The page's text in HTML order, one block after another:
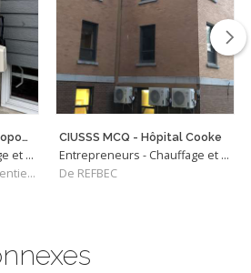
Installation d’une thermopompe centrale
Entrepreneurs - Chauffage et Climatisation
De Global Services Résidentiels Rive-Sud
CIUSSS MCQ - Hôpital Cooke
Entrepreneurs - Chauffage et Climatisation
De REFBEC